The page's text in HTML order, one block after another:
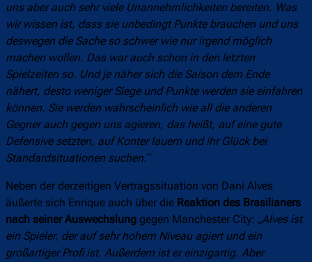
uns aber auch sehr viele Unannehmlichkeiten bereiten. Was
wir wissen ist, dass sie unbedingt Punkte brauchen und uns
deswegen die Sache so schwer wie nur irgend möglich
machen wollen. Das war auch schon in den letzten
Spielzeiten so. Und je näher sich die Saison dem Ende
nähert, desto weniger Siege und Punkte werden sie einfahren
können. Sie werden wahrscheinlich wie all die anderen
Gegner auch gegen uns agieren, das heißt, auf eine gute
Defensive setzten, auf Konter lauern und ihr Glück bei
Standardsituationen suchen.“
Neben der derzeitigen Vertragssituation von Dani Alves
äußerte sich Enrique auch über die Reaktion des Brasilianers
nach seiner Auswechslung gegen Manchester City: „Alves ist
ein Spieler, der auf sehr hohem Niveau agiert und ein
großartiger Profi ist. Außerdem ist er einzigartig. Aber